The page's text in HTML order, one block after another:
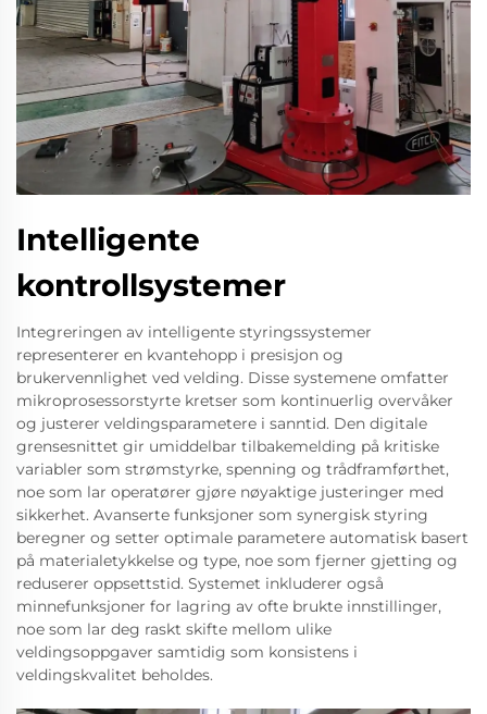
Intelligente
kontrollsystemer
Integreringen av intelligente styringssystemer
representerer en kvantehopp i presisjon og
brukervennlighet ved velding. Disse systemene omfatter
mikroprosessorstyrte kretser som kontinuerlig overvåker
og justerer veldingsparametere i sanntid. Den digitale
grensesnittet gir umiddelbar tilbakemelding på kritiske
variabler som strømstyrke, spenning og trådframførthet,
noe som lar operatører gjøre nøyaktige justeringer med
sikkerhet. Avanserte funksjoner som synergisk styring
beregner og setter optimale parametere automatisk basert
på materialetykkelse og type, noe som fjerner gjetting og
reduserer oppsettstid. Systemet inkluderer også
minnefunksjoner for lagring av ofte brukte innstillinger,
noe som lar deg raskt skifte mellom ulike
veldingsoppgaver samtidig som konsistens i
veldingskvalitet beholdes.